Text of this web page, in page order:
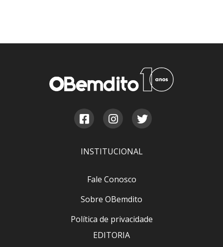
INSTITUCIONAL
Fale Conosco
Sobre OBemdito
Política de privacidade
EDITORIA